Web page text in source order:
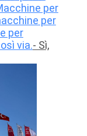
per
per
per
via.- Sì,